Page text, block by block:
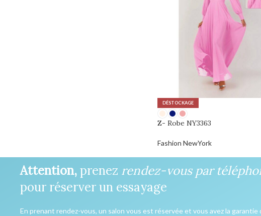
DÉSTOCKAGE
Z- Robe NY3363
Fashion NewYork
Attention,prenez rendez-vous par
pour réserver un essayage
En prenant rendez-vous, un salon vous est réservée et vous avez la